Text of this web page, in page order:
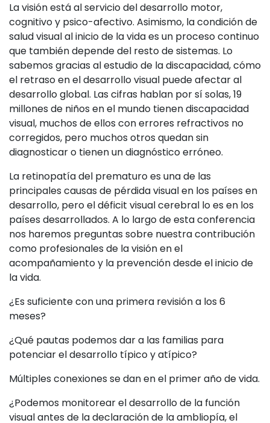
La visión está al servicio del desarrollo motor,
cognitivo y psico-afectivo. Asimismo, la condición de
salud visual al inicio de la vida es un proceso continuo
que también depende del resto de sistemas. Lo
sabemos gracias al estudio de la discapacidad, cómo
el retraso en el desarrollo visual puede afectar al
desarrollo global. Las cifras hablan por sí solas, 19
millones de niños en el mundo tienen discapacidad
visual, muchos de ellos con errores refractivos no
corregidos, pero muchos otros quedan sin
diagnosticar o tienen un diagnóstico erróneo.
La retinopatía del prematuro es una de las
principales causas de pérdida visual en los países en
desarrollo, pero el déficit visual cerebral lo es en los
países desarrollados. A lo largo de esta conferencia
nos haremos preguntas sobre nuestra contribución
como profesionales de la visión en el
acompañamiento y la prevención desde el inicio de
la vida.
¿Es suficiente con una primera revisión a los 6
meses?
¿Qué pautas podemos dar a las familias para
potenciar el desarrollo típico y atípico?
Múltiples conexiones se dan en el primer año de vida.
¿Podemos monitorear el desarrollo de la función
visual antes de la declaración de la ambliopía, el